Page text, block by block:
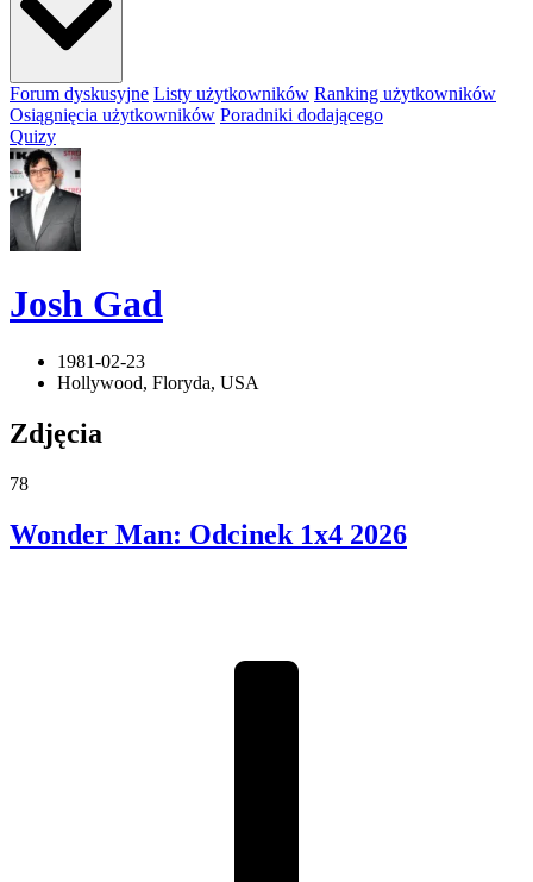
Forum dyskusyjne Listy użytkowników Ranking użytkowników
Osiągnięcia użytkowników Poradniki dodającego
Quizy
Josh Gad
1981-02-23
Hollywood, Floryda, USA
Zdjęcia
78
Wonder Man: Odcinek 1x4 2026